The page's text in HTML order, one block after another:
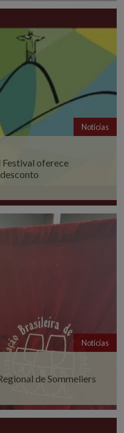
Notícias
Festival oferece
Notícias
de Sommeliers